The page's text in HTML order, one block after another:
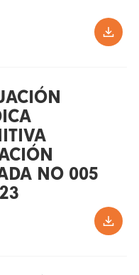
NO 005